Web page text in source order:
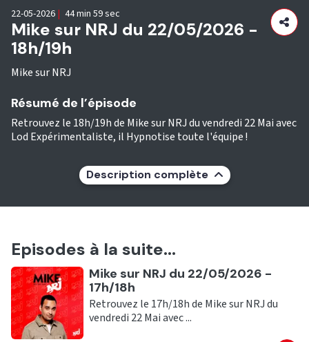
Mike sur NRJ du 22/05/2026 -
18h/19h
Mike sur NRJ
22-05-2026 | 44 min 59 sec
Résumé de l’épisode
Retrouvez le 18h/19h de Mike sur NRJ du vendredi 22 Mai avec
Lod Expérimentaliste, il Hypnotise toute l'équipe !
Description complète
Episodes à la suite...
Ecouter
Mike sur NRJ du 22/05/2026 -
17h/18h
Retrouvez le 17h/18h de Mike sur NRJ du
vendredi 22 Mai avec ...